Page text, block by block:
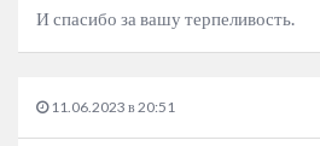
И спасибо за вашу терпеливость.
11.06.2023 в 20:51